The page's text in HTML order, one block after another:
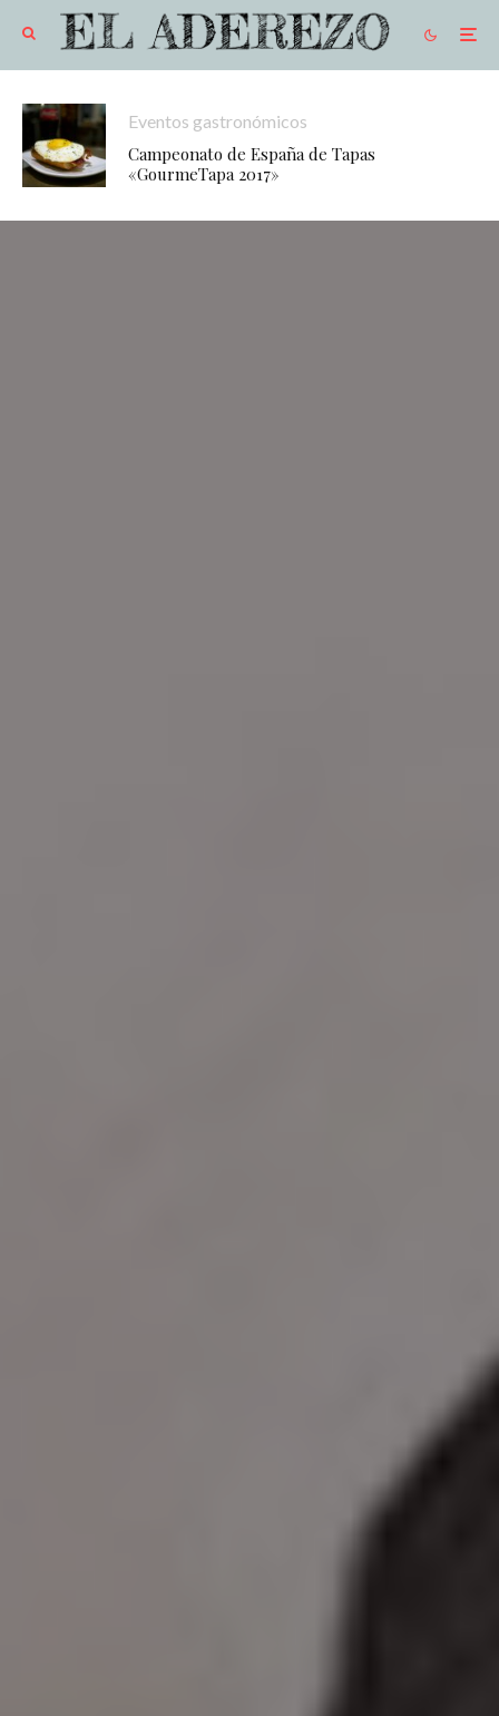
Eventos gastronómicos
Campeonato de España de Tapas
«GourmeTapa 2017»